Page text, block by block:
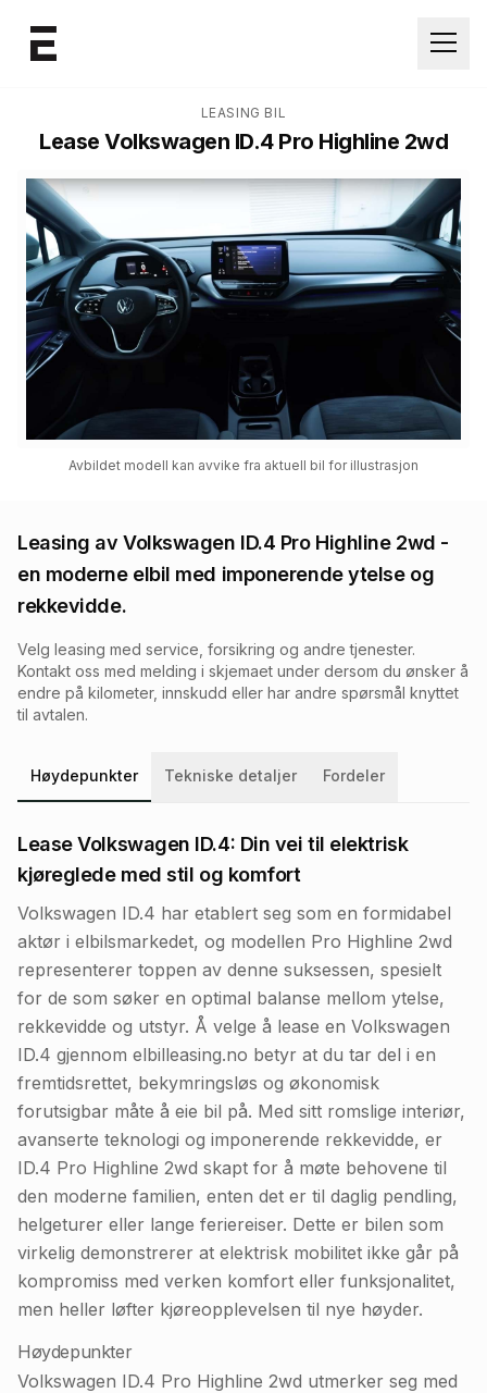
LEASING BIL
Lease Volkswagen ID.4 Pro Highline 2wd
Avbildet modell kan avvike fra aktuell bil for illustrasjon
Leasing avVolkswagen ID.4 Pro Highline 2wd -
en moderne elbil med imponerende ytelse og
rekkevidde.
Velg leasing med service, forsikring og andre tjenester.
Kontakt oss med melding i skjemaet under dersom du ønsker å
endre på kilometer, innskudd eller har andre spørsmål knyttet
til avtalen.
Høydepunkter Tekniske detaljer Fordeler
Lease Volkswagen ID.4: Din vei til elektrisk
kjøreglede med stil og komfort
Volkswagen ID.4 har etablert seg som en formidabel
aktør i elbilsmarkedet, og modellen Pro Highline 2wd
representerer toppen av denne suksessen, spesielt
for de som søker en optimal balanse mellom ytelse,
rekkevidde og utstyr. Å velge å lease en Volkswagen
ID.4 gjennom elbilleasing.no betyr at du tar del i en
fremtidsrettet, bekymringsløs og økonomisk
forutsigbar måte å eie bil på. Med sitt romslige interiør,
avanserte teknologi og imponerende rekkevidde, er
ID.4 Pro Highline 2wd skapt for å møte behovene til
den moderne familien, enten det er til daglig pendling,
helgeturer eller lange feriereiser. Dette er bilen som
virkelig demonstrerer at elektrisk mobilitet ikke går på
kompromiss med verken komfort eller funksjonalitet,
men heller løfter kjøreopplevelsen til nye høyder.
Høydepunkter
Volkswagen ID.4 Pro Highline 2wd utmerker seg med